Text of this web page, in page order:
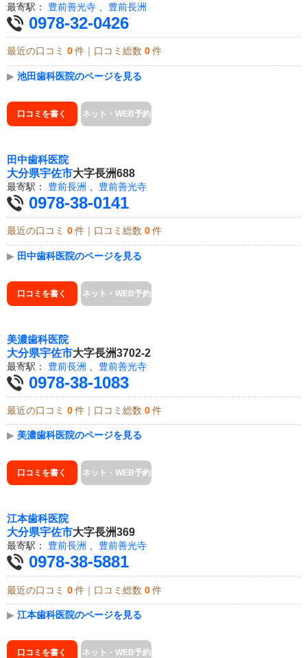
最寄駅： 豊前善光寺 豊前長洲
0978-32-0426
最近の口コミ 0 件｜口コミ総数 0 件
▶ 池田歯科医院のページを見る
口コミを書く ネット・WEB予約
田中歯科医院
大分県宇佐市大字長洲688
最寄駅： 豊前長洲 豊前善光寺
0978-38-0141
最近の口コミ 0 件｜口コミ総数 0 件
▶ 田中歯科医院のページを見る
口コミを書く ネット・WEB予約
美濃歯科医院
大分県宇佐市大字長洲3702-2
最寄駅： 豊前長洲 豊前善光寺
0978-38-1083
最近の口コミ 0 件｜口コミ総数 0 件
▶ 美濃歯科医院のページを見る
口コミを書く ネット・WEB予約
江本歯科医院
大分県宇佐市大字長洲369
最寄駅： 豊前長洲 、 豊前善光寺
0978-38-5881
最近の口コミ 0 件｜口コミ総数 0 件
▶ 江本歯科医院のページを見る
口コミを書く ネット・WEB予約